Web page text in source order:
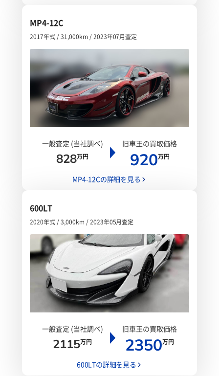
MP4-12C
2017年式 / 31,000km / 2023年07月査定
一般査定 (当社調べ)
828万円
旧車王の買取価格
920万円
MP4-12Cの詳細を見る
600LT
2020年式 / 3,000km / 2023年05月査定
一般査定 (当社調べ)
2115万円
旧車王の買取価格
2350万円
600LTの詳細を見る